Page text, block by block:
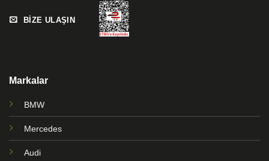
BİZE ULAŞIN
Markalar
BMW
Mercedes
Audi